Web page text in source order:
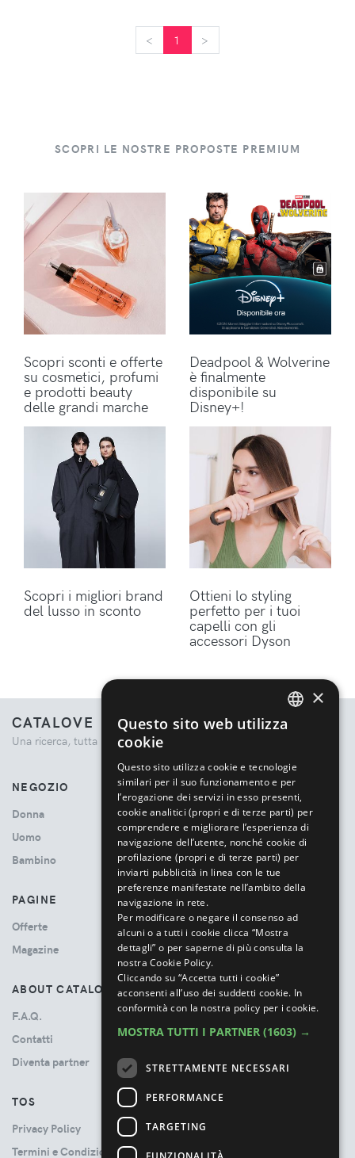
< 1 >
SCOPRI LE NOSTRE PROPOSTE PREMIUM
Scopri sconti e offerte
su cosmetici, profumi
e prodotti beauty
delle grandi marche
Deadpool & Wolverine
è finalmente
disponibile su
Disney+!
Scopri i migliori brand
del lusso in sconto
Ottieni lo styling
perfetto per i tuoi
capelli con gli
accessori Dyson
CATALOVE
Una ricerca, tutta la moda.
NEGOZIO
Donna
Uomo
Bambino
PAGINE
Offerte
Magazine
ABOUT CATALOVE
F.A.Q.
Contatti
Diventa partner
TOS
Privacy Policy
Termini e Condizioni
×
Questo sito web utilizza
cookie
Questo sito utilizza cookie e tecnologie
similari per il suo funzionamento e per
l’erogazione dei servizi in esso presenti,
cookie analitici (propri e di terze parti) per
comprendere e migliorare l’esperienza di
navigazione dell’utente, nonché cookie di
profilazione (propri e di terze parti) per
inviarti pubblicità in linea con le tue
preferenze manifestate nell’ambito della
navigazione in rete.
Per modificare o negare il consenso ad
alcuni o a tutti i cookie clicca “Mostra
dettagli” o per saperne di più consulta la
nostra Cookie Policy.
Cliccando su “Accetta tutti i cookie”
acconsenti all’uso dei suddetti cookie. In
conformità con la nostra policy per i cookie.
MOSTRA TUTTI I PARTNER (1603) →
STRETTAMENTE NECESSARI
PERFORMANCE
TARGETING